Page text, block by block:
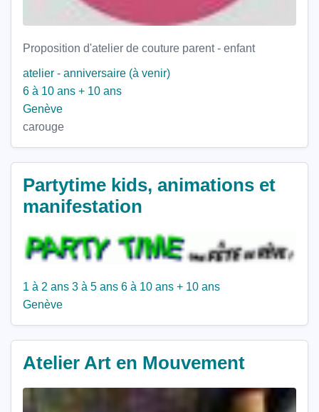
Proposition d'atelier de couture parent - enfant
atelier - anniversaire (à venir)
6 à 10 ans + 10 ans
Genève
carouge
Partytime kids, animations et
manifestation
1 à 2 ans 3 à 5 ans 6 à 10 ans + 10 ans
Genève
Atelier Art en Mouvement